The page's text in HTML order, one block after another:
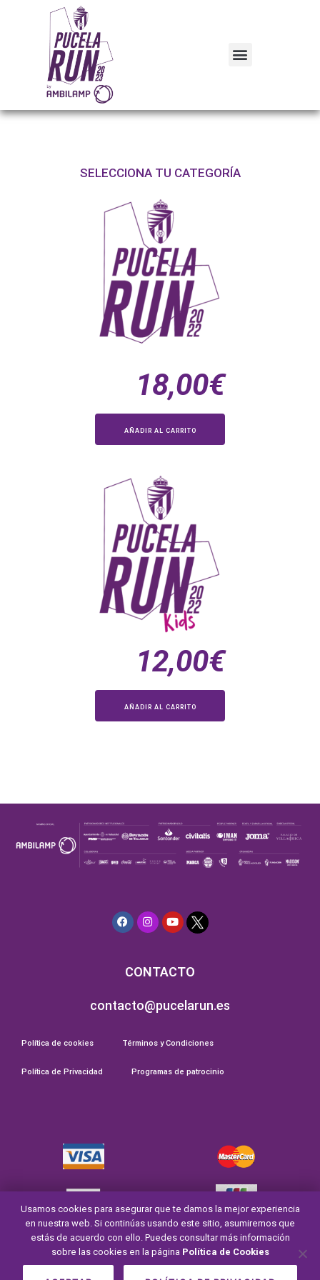
SELECCIONA TU CATEGORÍA
18,00€
AÑADIR AL CARRITO
12,00€
AÑADIR AL CARRITO
CONTACTO
contacto@pucelarun.es
Política de cookies Términos y Condiciones
Política de Privacidad Programas de patrocinio
Usamos cookies para asegurar que te damos la mejor experiencia
en nuestra web. Si continúas usando este sitio, asumiremos que
estás de acuerdo con ello. Puedes consultar más información
sobre las cookies en la página Política de Cookies